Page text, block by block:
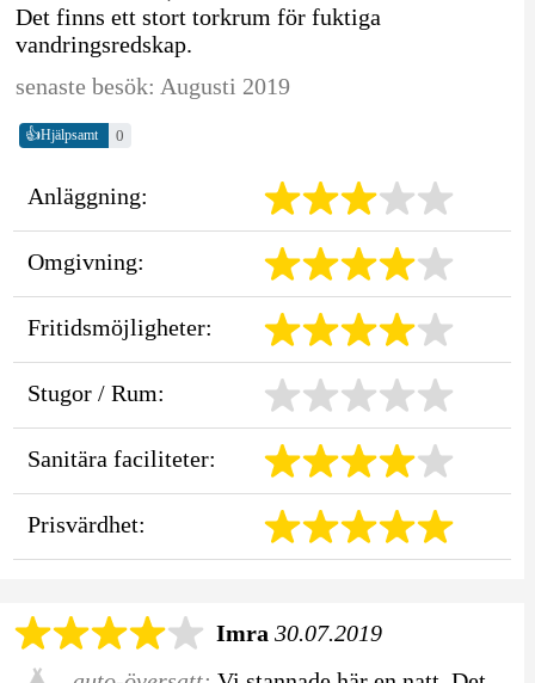
Det finns ett stort torkrum för fuktiga
vandringsredskap.
senaste besök: Augusti 2019
👍Hjälpsamt 0
Anläggning:
Omgivning:
Fritidsmöjligheter:
Stugor / Rum:
Sanitära faciliteter:
Prisvärdhet:
Imra 30.07.2019